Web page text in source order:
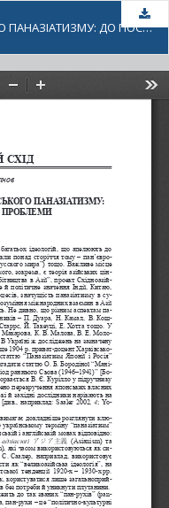
КИТАЙСЬКИЙ ВЕКТОР ЯПОНСЬКОГО ПАНАЗІАТИЗМУ: ДО ПОСТАНОВКИ ПРОБЛЕМИ